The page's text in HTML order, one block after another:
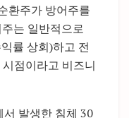
환주가 방어주를
는 일반적으로
률 상회)하고 전
점이라고 비즈니
발생한 침체 30